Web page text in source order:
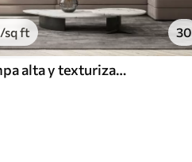
/sq ft 30
Hierba de la pampa alta y texturizada en tonos suaves, cálidos y neutros, con un fondo difuminado y claro.